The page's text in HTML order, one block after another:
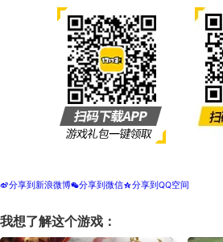
t分享到新浪微博w分享到微信z分享到QQ空间
我想了解这个游戏：